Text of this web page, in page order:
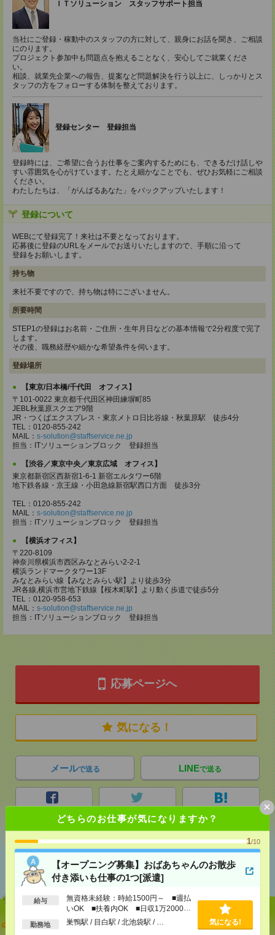
どちらのお仕事が気になりますか？
1/10
【オープニング募集】おばあちゃんのお散歩
付き添いも仕事の1つ[派遣]
給与
無資格未経験：時給1500円～ ■週払
いOK ■扶養内OK ■日収1万2000円
以上
勤務地 巣鴨駅 / 目白駅 / 北池袋駅 / … 気になる!
×
ＩＴソリューション スタッフサポート担当
当社にご登録・稼動中のスタッフの方に対して、親身にお話を聞き、ご相談
にのります。
プロジェクト参加中も問題点を抱えることなく、安心してご就業くださ
い。
相談、就業先企業への報告、提案など問題解決を行う以上に、しっかりとス
タッフの方をフォローする体制を整えております。
登録センター 登録担当
登録時には、ご希望に合うお仕事をご案内するためにも、できるだけ話しや
すい雰囲気を心がけています。たとえ細かなことでも、ぜひお気軽にご相談
ください。
わたしたちは、「がんばるあなた」をバックアップいたします！
登録について
WEBにて登録完了！来社は不要となっております。
応募後に登録のURLをメールでお送りいたしますので、手順に沿って
登録をお願いします。
持ち物
来社不要ですので、持ち物は特にございません。
所要時間
STEP1の登録はお名前・ご住所・生年月日などの基本情報で2分程度で完了
します。
その後、職務経歴や細かな希望条件を伺います。
登録場所
【東京/日本橋/千代田 オフィス】
〒101-0022 東京都千代田区神田練塀町85
JEBL秋葉原スクエア9階
JR・つくばエクスプレス・東京メトロ日比谷線・秋葉原駅 徒歩4分
TEL：0120-855-242
MAIL： s-solution@staffservice.ne.jp
担当：ITソリューションブロック 登録担当
【渋谷／東京中央／東京広域 オフィス】
東京都新宿区西新宿1-6-1 新宿エルタワー6階
地下鉄各線・京王線・小田急線新宿駅西口方面 徒歩3分
TEL：0120-855-242
MAIL： s-solution@staffservice.ne.jp
担当：ITソリューションブロック 登録担当
【横浜オフィス】
〒220-8109
神奈川県横浜市西区みなとみらい2-2-1
横浜ランドマークタワー13F
みなとみらい線【みなとみらい駅】より徒歩3分
JR各線,横浜市営地下鉄線【桜木町駅】より動く歩道で徒歩5分
TEL：0120-958-653
MAIL： s-solution@staffservice.ne.jp
担当：ITソリューションブロック 登録担当
応募ページへ
気になる！
メールで送る LINEで送る
あなたの閲覧履歴からの
おすすめ
【オープニング募集】おばあちゃんのお散歩付き添